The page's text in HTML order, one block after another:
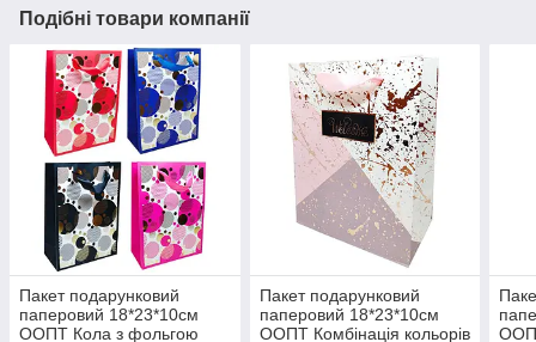
Подібні товари компанії
Пакет подарунковий
паперовий 18*23*10см
ООПТ Кола з фольгою
Пакет подарунковий
паперовий 18*23*10см
ООПТ Комбінація кольорів